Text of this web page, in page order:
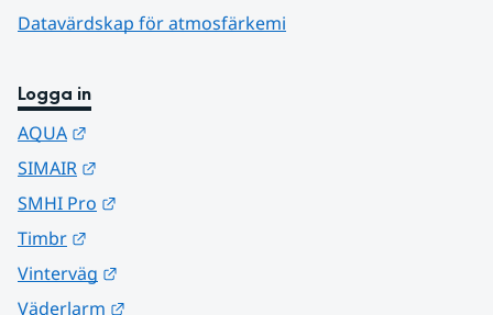
Datavärdskap för atmosfärkemi
Logga in
AQUA
SIMAIR
SMHI Pro
Timbr
Vinterväg
Väderlarm